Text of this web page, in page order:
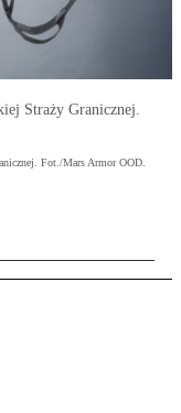
Straży Granicznej.
Fot./Mars Armor OOD.